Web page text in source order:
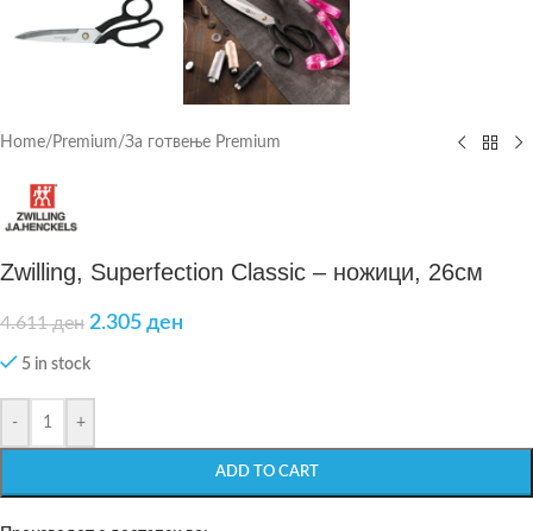
Home/ Premium/За готвење Premium
Zwilling, Superfection Classic – ножици, 26см
4.611ден 2.305 ден
5 in stock
- +
ADD TO CART